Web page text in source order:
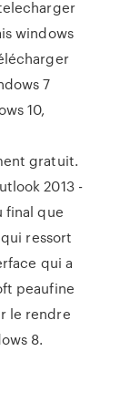
windows
7
10,
gratuit.
2013 -
final que
ressort
qui a
peaufine
le rendre
8.